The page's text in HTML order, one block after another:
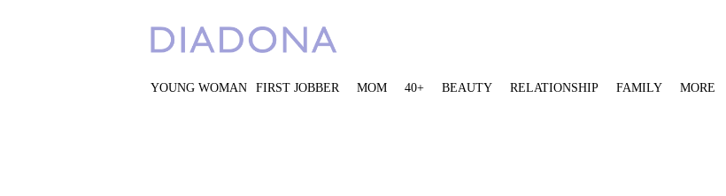
YOUNG WOMAN FIRST JOBBER MOM 40+ BEAUTY RELATIONSHIP FAMILY MORE